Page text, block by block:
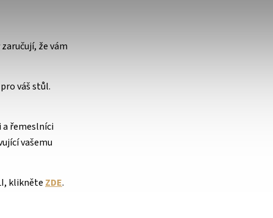
že vám
váš stůl.
a řemeslníci
vašemu
klikněte ZDE.